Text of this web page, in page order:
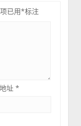
已用*标注
址*